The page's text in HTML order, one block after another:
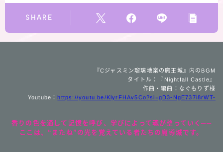
SHARE
『Cジャスミン瑠璃地楽の魔王城』内のBGM
タイトル：『Nightfall Castle』
作曲・編曲：なぐもりず様
Youtube：https://youtu.be/KlyrFHAv5Co?si=gD3-NgE737i8rWT-
香りの色を通して記憶を呼び、学びによって魂が整っていく──
ここは、“またね”の光を覚えている者たちの魔導城です。